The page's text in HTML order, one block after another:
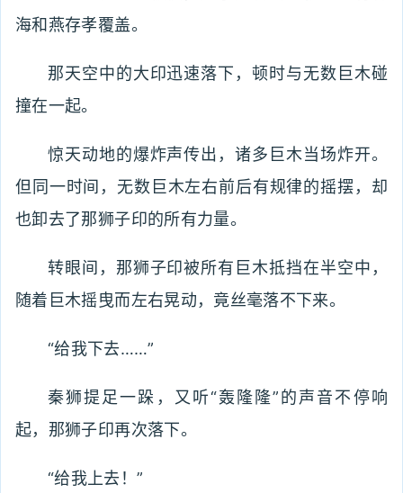
海和燕存孝覆盖。
那天空中的大印迅速落下，顿时与无数巨木碰
撞在一起。
惊天动地的爆炸声传出，诸多巨木当场炸开。
但同一时间，无数巨木左右前后有规律的摇摆，却
也卸去了那狮子印的所有力量。
转眼间，那狮子印被所有巨木抵挡在半空中，
随着巨木摇曳而左右晃动，竟丝毫落不下来。
“给我下去……”
秦狮提足一跺，又听“轰隆隆”的声音不停响
起，那狮子印再次落下。
“给我上去！”